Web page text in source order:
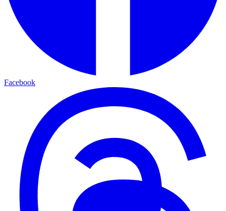
Facebook